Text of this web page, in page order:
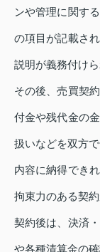
ンや管理に関す
の項目が記載さ
説明が義務付けら
その後、売買契
付金や残代金の
扱いなどを双方で
内容に納得でき
拘束力のある契約
契約後は、決済
や各種清算金の